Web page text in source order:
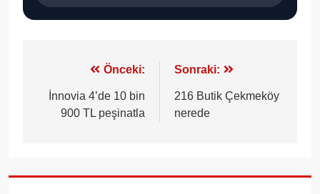
gezinmesi
Önceki:
İnnovia 4’de 10 bin
900 TL peşinatla
Sonraki:
216 Butik Çekmeköy
nerede